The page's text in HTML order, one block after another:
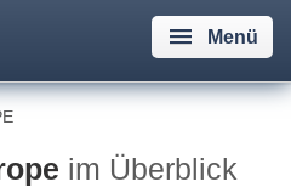
Menü
im Überblick